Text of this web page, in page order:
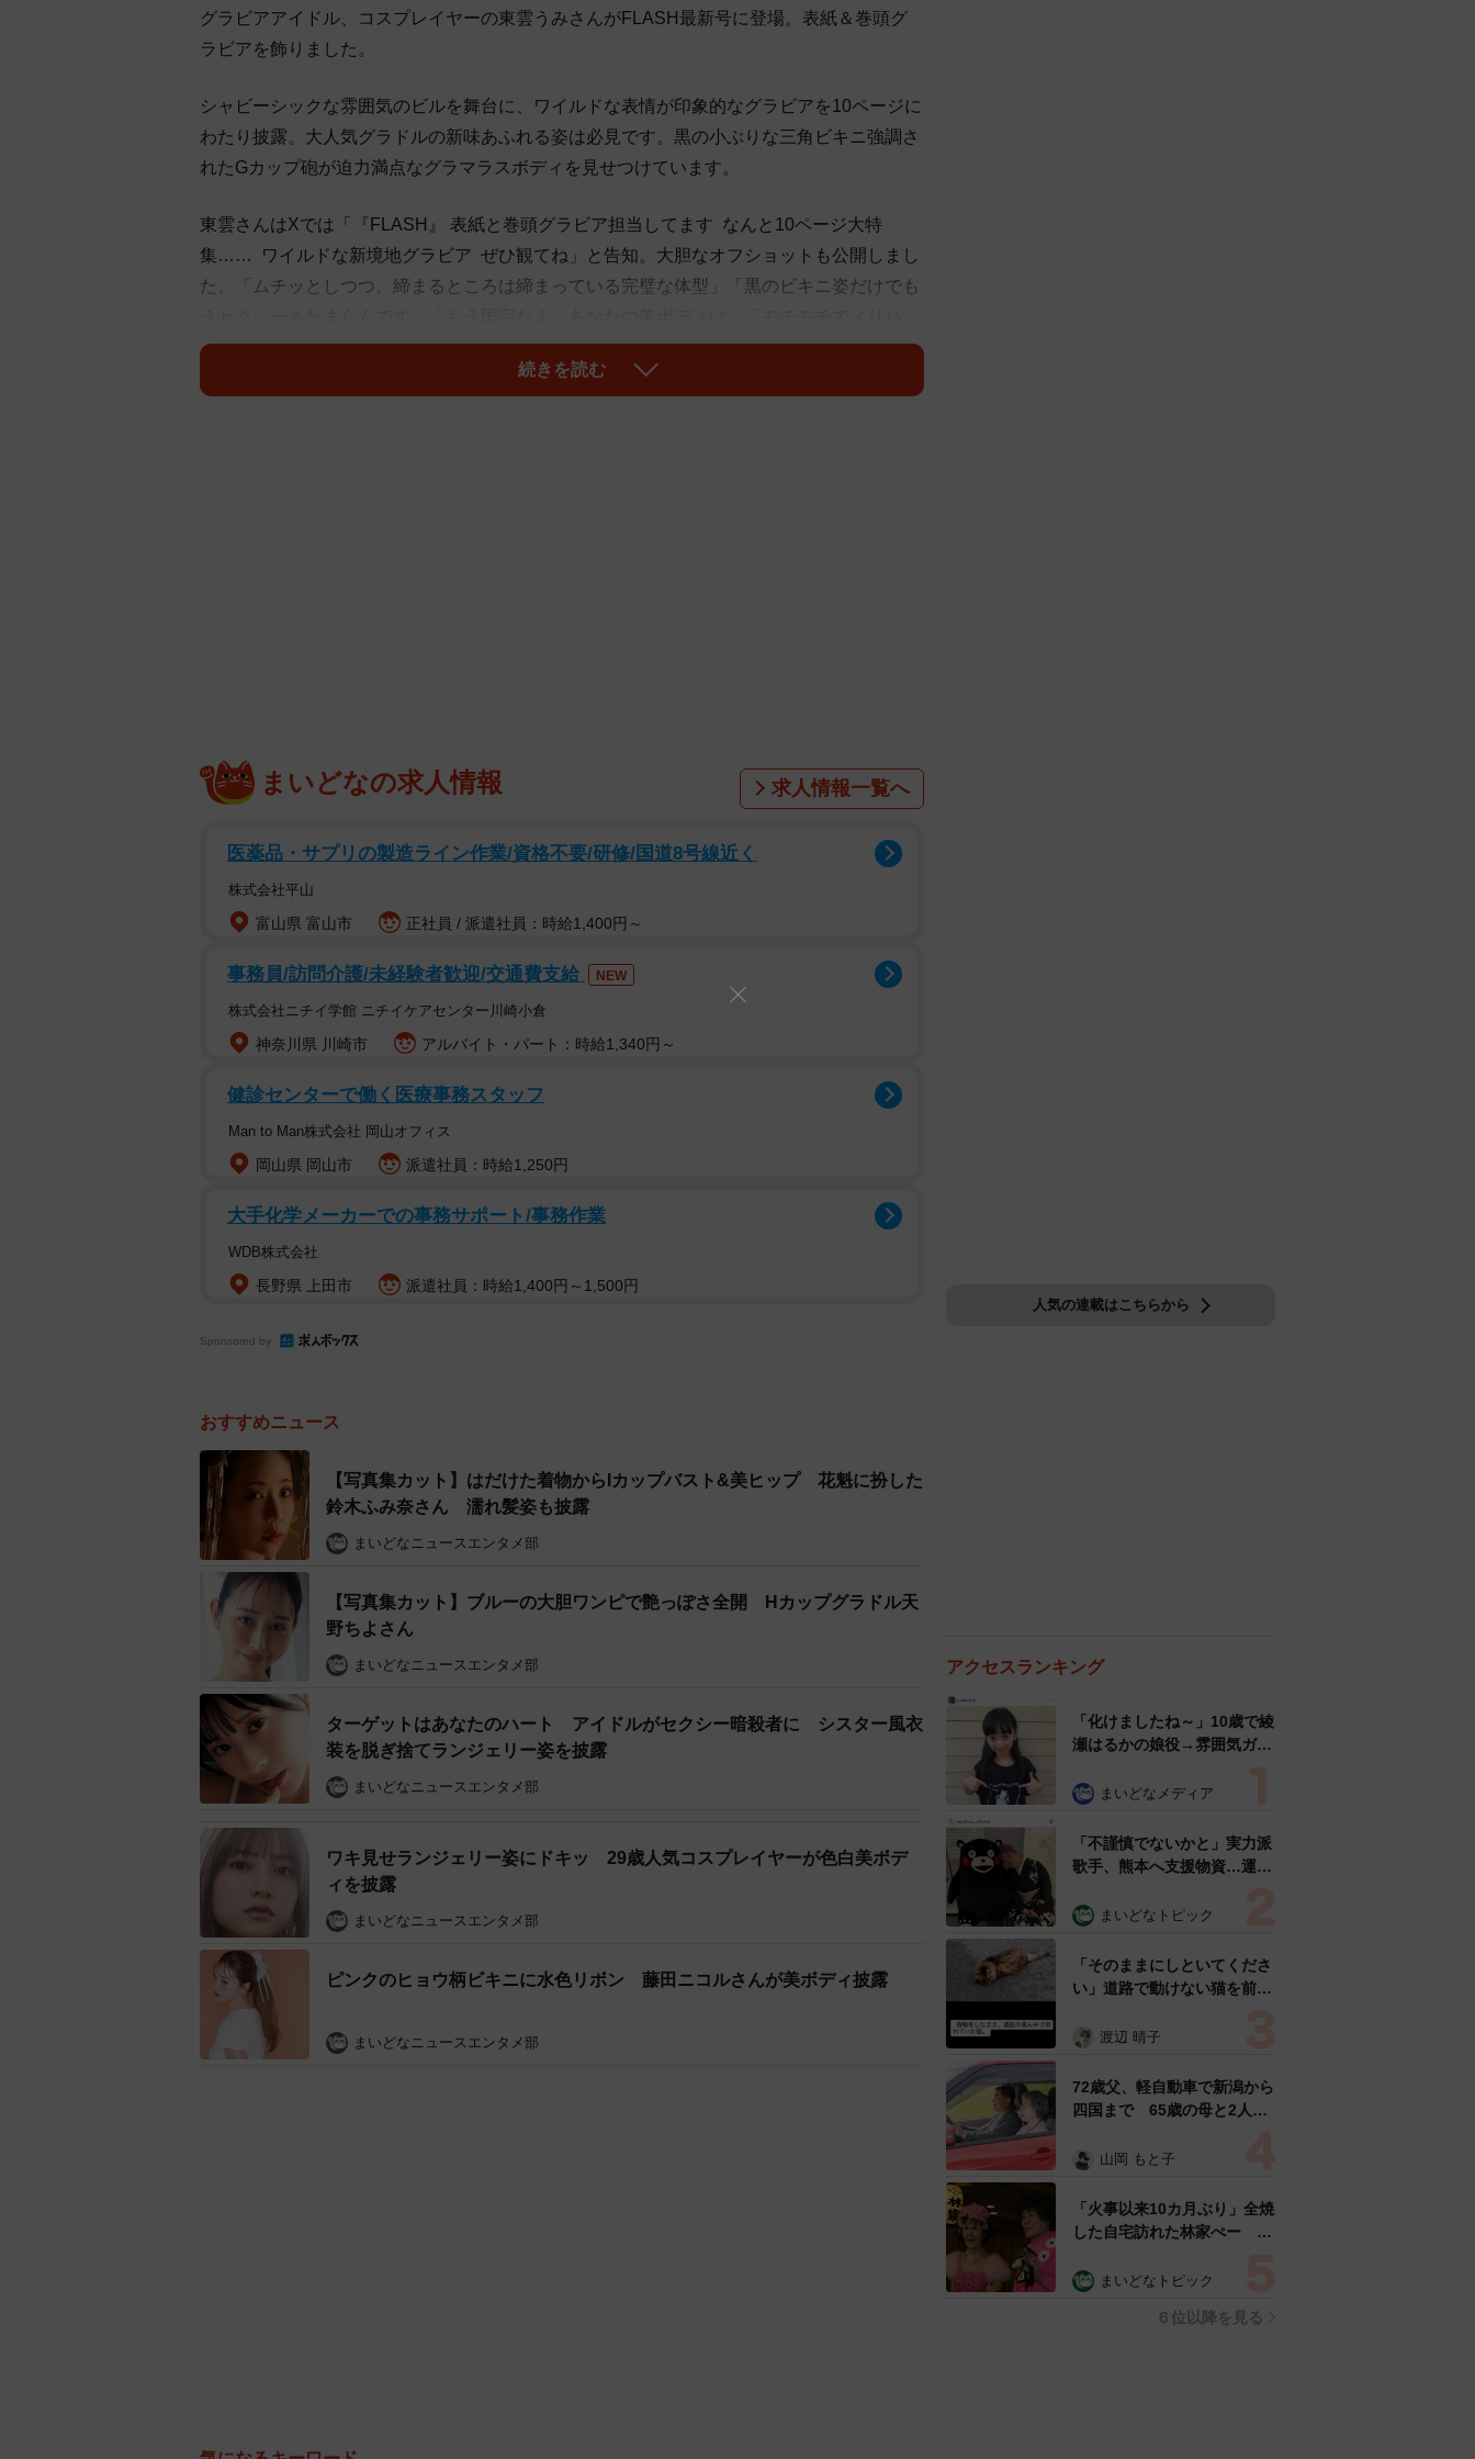
グラビアアイドル、コスプレイヤーの東雲うみさんがFLASH最新号に登場。表紙＆巻頭グ
ラビアを飾りました。
シャビーシックな雰囲気のビルを舞台に、ワイルドな表情が印象的なグラビアを10ページに
わたり披露。大人気グラドルの新味あふれる姿は必見です。黒の小ぶりな三角ビキニ強調さ
れたGカップ砲が迫力満点なグラマラスボディを見せつけています。
東雲さんはXでは「『FLASH』 表紙と巻頭グラビア担当してます なんと10ページ大特
集…… ワイルドな新境地グラビア ぜひ観てね」と告知。大胆なオフショットも公開しまし
た。「ムチッとしつつ、締まるところは締まっている完璧な体型」「黒のビキニ姿だけでも
リ」といった声が寄せられました。
続きを読む
まいどなの求人情報 求人情報一覧へ
医薬品・サプリの製造ライン作業/資格不要/研修/国道8号線近く
株式会社平山
富山県 富山市 正社員 / 派遣社員：時給1,400円～
事務員/訪問介護/未経験者歓迎/交通費支給 NEW
株式会社ニチイ学館 ニチイケアセンター川崎小倉
神奈川県 川崎市 アルバイト・パート：時給1,340円～
健診センターで働く医療事務スタッフ
Man to Man株式会社 岡山オフィス
岡山県 岡山市 派遣社員：時給1,250円
大手化学メーカーでの事務サポート/事務作業
WDB株式会社
長野県 上田市 派遣社員：時給1,400円～1,500円
Sponsored by
おすすめニュース
【写真集カット】はだけた着物からIカップバスト&美ヒップ 花魁に扮した
鈴木ふみ奈さん 濡れ髪姿も披露
まいどなニュースエンタメ部
【写真集カット】ブルーの大胆ワンピで艶っぽさ全開 Hカップグラドル天
野ちよさん
まいどなニュースエンタメ部
ターゲットはあなたのハート アイドルがセクシー暗殺者に シスター風衣
装を脱ぎ捨てランジェリー姿を披露
まいどなニュースエンタメ部
ワキ見せランジェリー姿にドキッ 29歳人気コスプレイヤーが色白美ボデ
ィを披露
まいどなニュースエンタメ部
ピンクのヒョウ柄ビキニに水色リボン 藤田ニコルさんが美ボディ披露
まいどなニュースエンタメ部
人気の連載はこちらから
アクセスランキング
「化けましたね～」10歳で綾
瀬はるかの娘役→雰囲気ガラ
雰囲気が」「宝塚に入れそ
まいどなメディア
「不謹慎でないかと」実力派
歌手、熊本へ支援物資…運搬
めらい 「痛いほど伝わる」
まいどなトピック
「そのままにしといてくださ
い」道路で動けない猫を前に
ようとした4日間 「命の重
表の訴え
渡辺 晴子
72歳父、軽自動車で新潟から
四国まで 65歳の母と2人で
憩まで分刻み… 「大学生で
山岡 もと子
「火事以来10カ月ぶり」全焼
した自宅訪れた林家ぺー 内
ン状態の部屋に呆然
まいどなトピック
６位以降を見る